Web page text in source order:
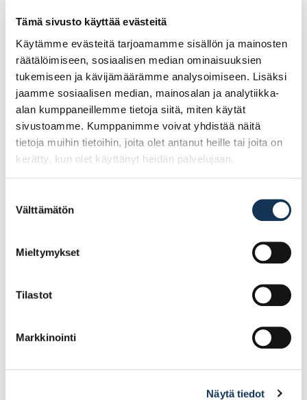
Tämä sivusto käyttää evästeitä
Käytämme evästeitä tarjoamamme sisällön ja mainosten
räätälöimiseen, sosiaalisen median ominaisuuksien
tukemiseen ja kävijämäärämme analysoimiseen. Lisäksi
jaamme sosiaalisen median, mainosalan ja analytiikka-
alan kumppaneillemme tietoja siitä, miten käytät
sivustoamme. Kumppanimme voivat yhdistää näitä
tietoja muihin tietoihin, joita olet antanut heille tai joita on
kerätty, kun olet käyttänyt heidän palvelujaan.
valinta
Välttämätön
Mieltymykset
Tilastot
Markkinointi
Näytä tiedot
Tutustu myös
Filmivaneri 15mm
1500×3000 II
Sileä/Kruunu TR/HA
Lisää tilauskoriin